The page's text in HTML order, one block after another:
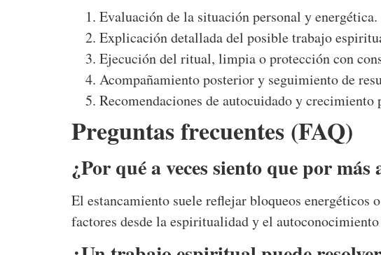
Evaluación de la situación personal y energética.
Explicación detallada del posible trabajo
Ejecución del ritual, limpia o protección con
Acompañamiento posterior y seguimiento de
Recomendaciones de autocuidado y crecimiento
Preguntas frecuentes (FAQ)
¿Por qué a veces siento que por
El estancamiento suele reflejar bloqueos energéticos
factores desde la espiritualidad y el